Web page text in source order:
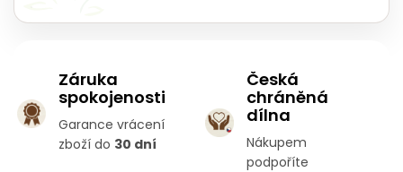
Záruka
spokojenosti
Garance vrácení
zboží do 30 dní
Česká
chráněná
dílna
Nákupem
podpoříte